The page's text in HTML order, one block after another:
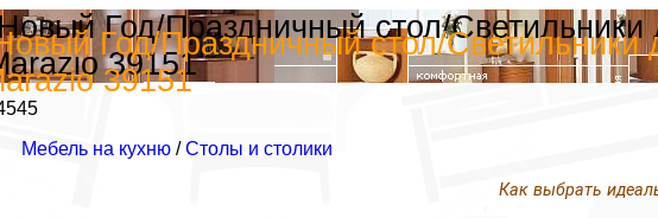
Год/Праздничный стол/Светильники
39151
Год/Праздничный стол/Светильники
39151
Мебель на кухню /Столы и столики
Как выбрать